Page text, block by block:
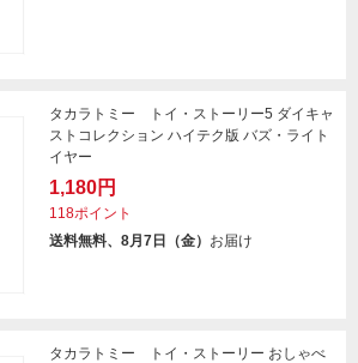
タカラトミー トイ・ストーリー5 ダイキャ
ストコレクション ハイテク版 バズ・ライト
イヤー
1,180円
118ポイント
送料無料、8月7日（金） お届け
タカラトミー トイ・ストーリー おしゃべ